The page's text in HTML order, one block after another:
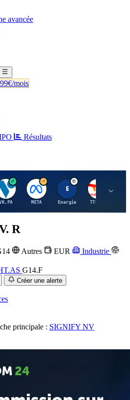
avancée
mois
Résultats
V M
META
E
Energie
T
TTE.PA
R
Autres EUR
Industrie
G14.F
Créer une alerte
principale : SIGNIFY NV